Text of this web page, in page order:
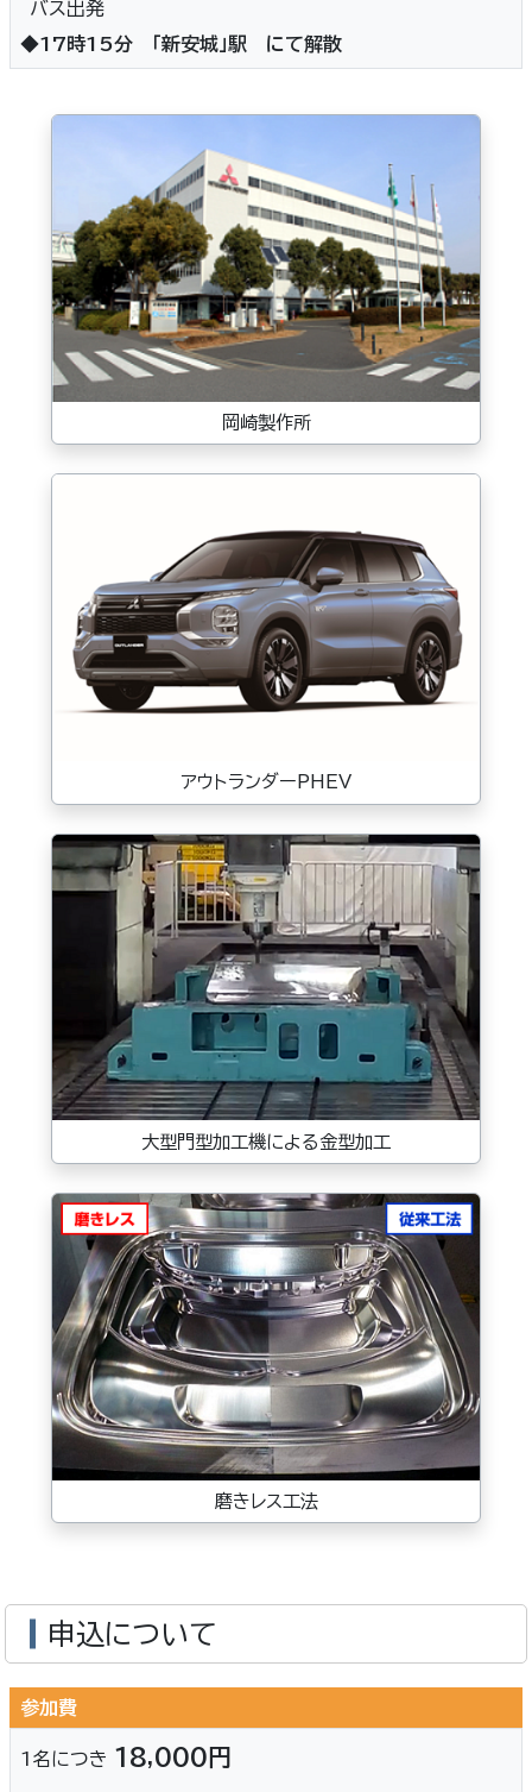
バス出発
◆17時15分 「新安城」駅 にて解散
岡崎製作所
アウトランダーPHEV
大型門型加工機による金型加工
磨きレス工法
申込について
参加費
1名につき 18,000円